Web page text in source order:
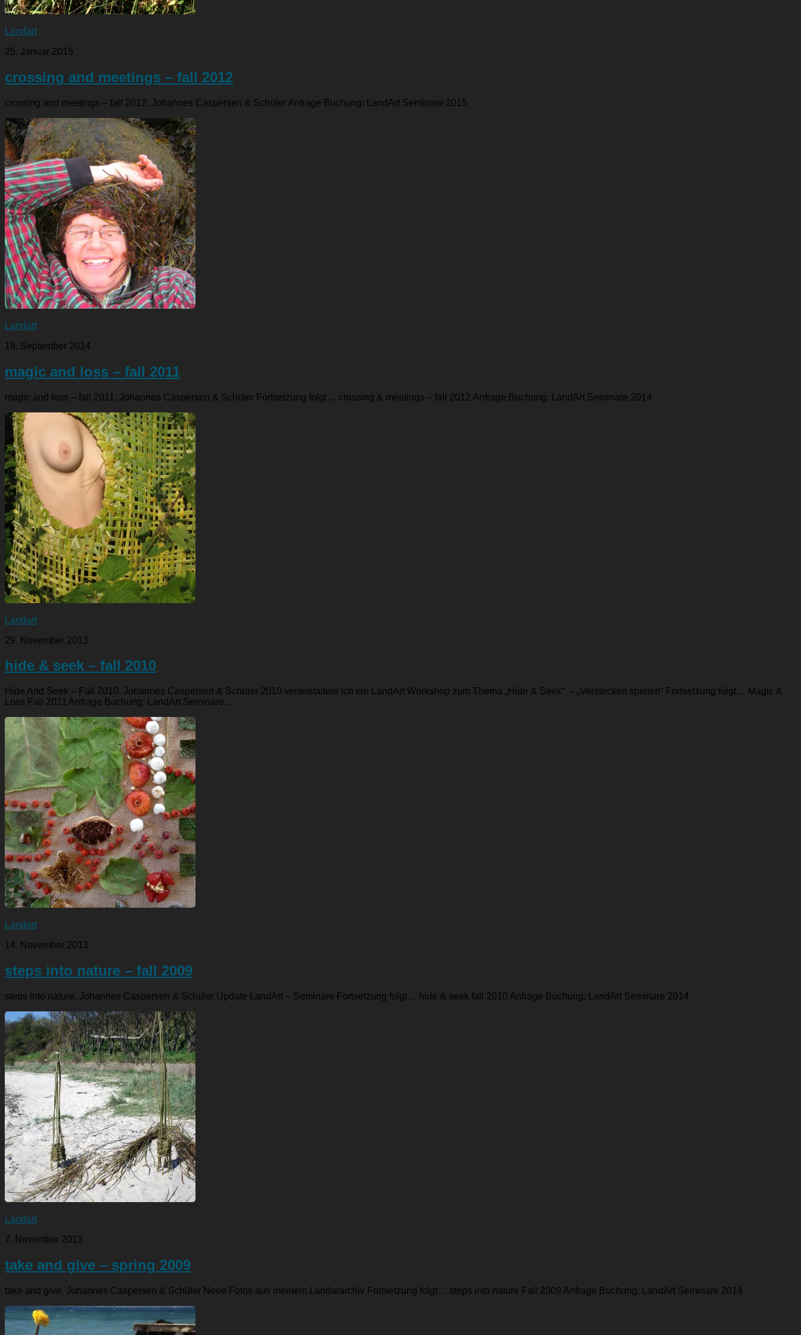
Landart
25. Januar 2015
crossing and meetings – fall 2012
crossing and meetings – fall 2012, Johannes Caspersen & Schüler Anfrage Buchung: LandArt Seminare 2015
Landart
18. September 2014
magic and loss – fall 2011
magic and loss – fall 2011, Johannes Caspersen & Schüler Fortsetzung folgt… crossing & meetings – fall 2012 Anfrage Buchung: LandArt Seminare 2014
Landart
29. November 2013
hide & seek – fall 2010
Hide And Seek – Fall 2010, Johannes Caspersen & Schüler 2010 veranstaltete ich ein LandArt Workshop zum Thema „Hide & Seek“ – „Verstecken spielen“ Fortsetzung folgt… Magic &
Loss Fall 2011 Anfrage Buchung: LandArt Seminare...
Landart
14. November 2013
steps into nature – fall 2009
steps into nature, Johannes Caspersen & Schüler Update LandArt – Seminare Fortsetzung folgt… hide & seek fall 2010 Anfrage Buchung: LandArt Seminare 2014
Landart
7. November 2013
take and give – spring 2009
take and give, Johannes Caspersen & Schüler Neue Fotos aus meinem Landararchiv Fortsetzung folgt… steps into nature Fall 2009 Anfrage Buchung: LandArt Seminare 2014